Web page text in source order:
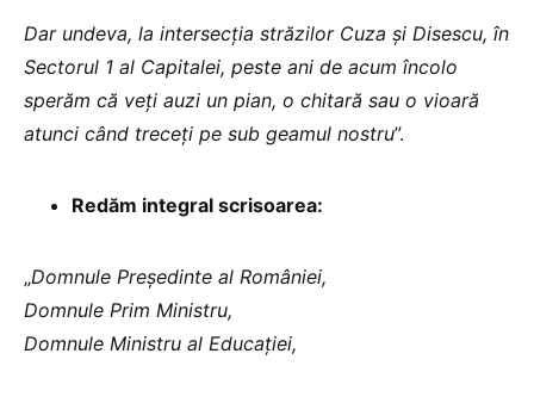
Dar undeva, la intersecția străzilor Cuza și Disescu, în
Sectorul 1 al Capitalei, peste ani de acum încolo
sperăm că veți auzi un pian, o chitară sau o vioară
atunci când treceți pe sub geamul nostru”.
Redăm integral scrisoarea:
„Domnule Președinte al României,
Domnule Prim Ministru,
Domnule Ministru al Educației,